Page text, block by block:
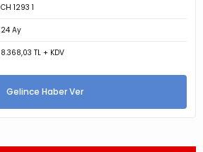
CH 1293 1
24 Ay
8.368,03 TL + KDV
Gelince Haber Ver